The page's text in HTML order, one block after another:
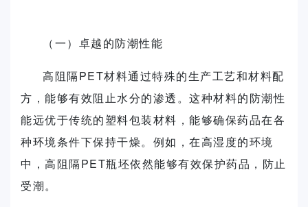
（一）卓越的防潮性能
高阻隔PET材料通过特殊的生产工艺和材料配
方，能够有效阻止水分的渗透。这种材料的防潮性
能远优于传统的塑料包装材料，能够确保药品在各
种环境条件下保持干燥。例如，在高湿度的环境
中，高阻隔PET瓶坯依然能够有效保护药品，防止
受潮。